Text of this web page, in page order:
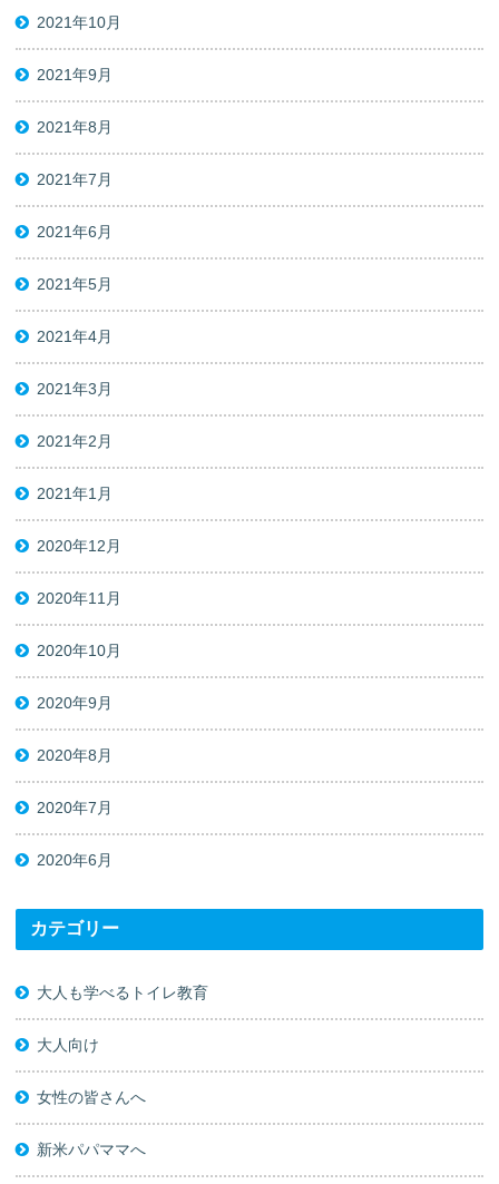
2021年10月
2021年9月
2021年8月
2021年7月
2021年6月
2021年5月
2021年4月
2021年3月
2021年2月
2021年1月
2020年12月
2020年11月
2020年10月
2020年9月
2020年8月
2020年7月
2020年6月
カテゴリー
大人も学べるトイレ教育
大人向け
女性の皆さんへ
新米パパママへ